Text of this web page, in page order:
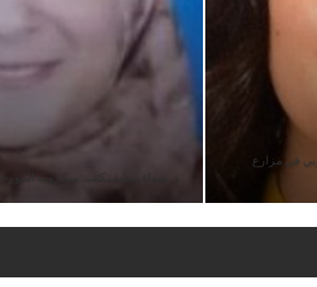
في مزارع
د . صفاء شبانة تكتب: ميكروب